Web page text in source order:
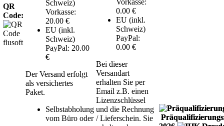
QR
Code:
Schweiz)
Vorkasse:
20.00 €
EU (inkl.
Schweiz)
PayPal: 20.00
€
Der Versand erfolgt
als versichertes
Paket.
Selbstabholung
vom Büro oder
Vorkasse:
0.00 €
EU (inkl.
Schweiz)
PayPal:
0.00 €
Bei dieser
Versandart
erhalten Sie per
Email z.B. einen
Lizenzschlüssel
und die Rechnung
/ Lieferschein. Sie